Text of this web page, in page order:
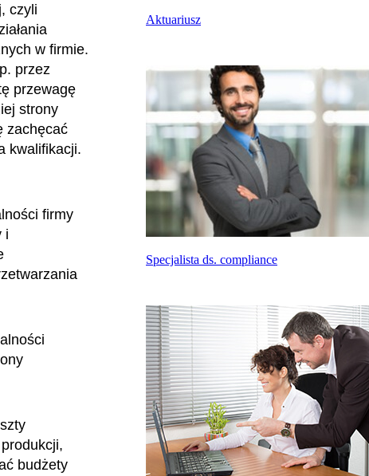
czyli
w firmie.
przez
przewagę
strony
zachęcać
kwalifikacji.
firmy
i
budżety
Aktuariusz
Specjalista ds. compliance